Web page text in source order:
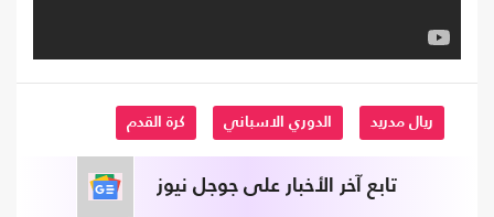
ريال مدريد الدوري الاسباني كرة القدم
تابع آخر الأخبار على جوجل نيوز